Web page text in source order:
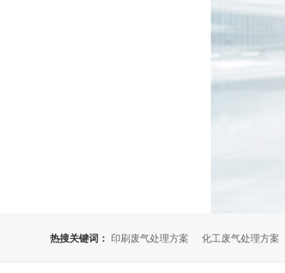
热搜关键词： 印刷废气处理方案 化工废气处理方案